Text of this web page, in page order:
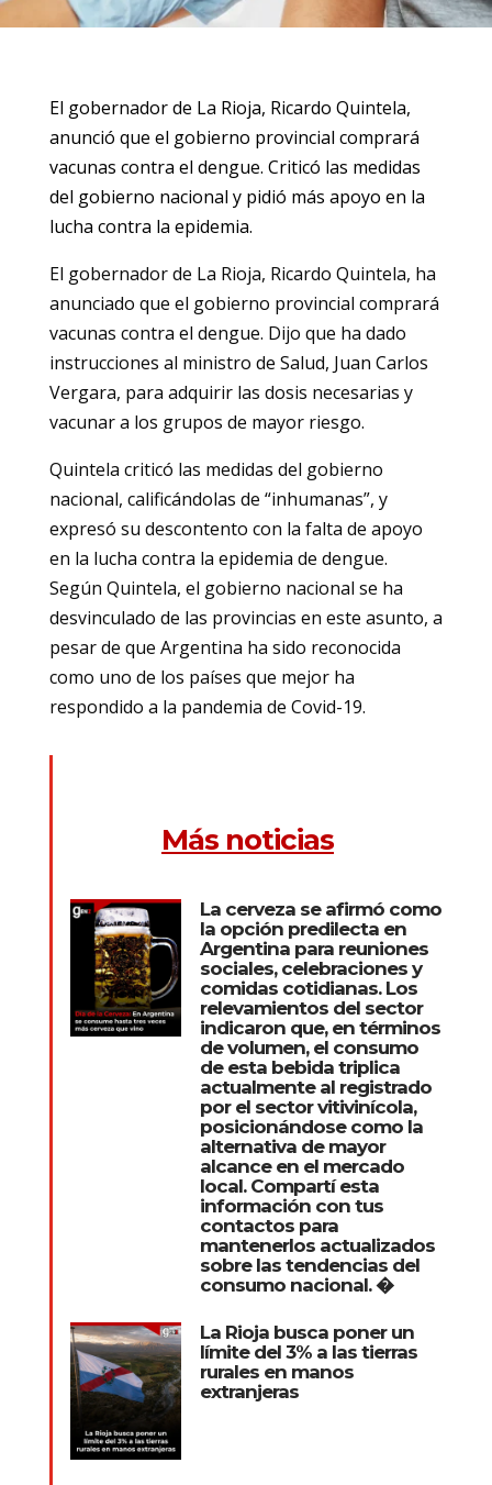
El gobernador de La Rioja, Ricardo Quintela,
anunció que el gobierno provincial comprará
vacunas contra el dengue. Criticó las medidas
del gobierno nacional y pidió más apoyo en la
lucha contra la epidemia.
El gobernador de La Rioja, Ricardo Quintela, ha
anunciado que el gobierno provincial comprará
vacunas contra el dengue. Dijo que ha dado
instrucciones al ministro de Salud, Juan Carlos
Vergara, para adquirir las dosis necesarias y
vacunar a los grupos de mayor riesgo.
Quintela criticó las medidas del gobierno
nacional, calificándolas de “inhumanas”, y
expresó su descontento con la falta de apoyo
en la lucha contra la epidemia de dengue.
Según Quintela, el gobierno nacional se ha
desvinculado de las provincias en este asunto, a
pesar de que Argentina ha sido reconocida
como uno de los países que mejor ha
respondido a la pandemia de Covid-19.
Más noticias
La cerveza se afirmó como
la opción predilecta en
Argentina para reuniones
sociales, celebraciones y
comidas cotidianas. Los
relevamientos del sector
indicaron que, en términos
de volumen, el consumo
de esta bebida triplica
actualmente al registrado
por el sector vitivinícola,
posicionándose como la
alternativa de mayor
alcance en el mercado
local. Compartí esta
información con tus
contactos para
mantenerlos actualizados
sobre las tendencias del
consumo nacional. �
La Rioja busca poner un
límite del 3% a las tierras
rurales en manos
extranjeras